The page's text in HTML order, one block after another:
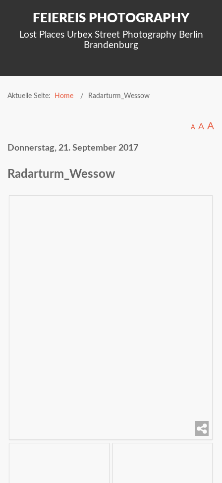
FEIEREIS PHOTOGRAPHY
Lost Places Urbex Street Photography Berlin
Brandenburg
Aktuelle Seite: Home Radarturm_Wessow
A A A
Donnerstag, 21. September 2017
Radarturm_Wessow